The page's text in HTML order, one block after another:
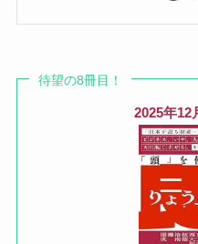
待望の8冊目！
2025年12